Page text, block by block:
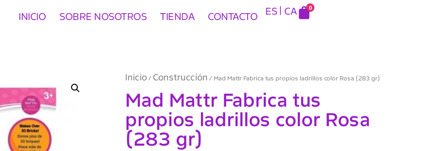
INICIO SOBRE NOSOTROS TIENDA CONTACTO ES CA 0
Inicio/ Construcción / Mad Mattr Fabrica tus propios ladrillos color Rosa (283 gr)
Mad Mattr Fabrica tus
propios ladrillos color Rosa
(283 gr)